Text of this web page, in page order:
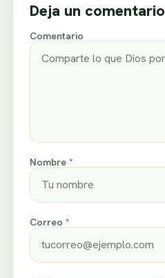
Deja un comentario
Comentario
Nombre *
Correo *